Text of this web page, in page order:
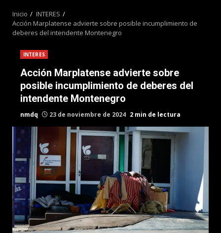
Inicio
INTERES
Acción Marplatense advierte sobre posible incumplimiento de
deberes del intendente Montenegro
INTERES
Acción Marplatense advierte sobre
posible incumplimiento de deberes del
intendente Montenegro
nmdq 23 de noviembre de 2024 2 min de lectura